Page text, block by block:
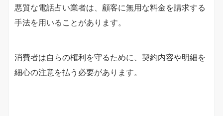
悪質な電話占い業者は、顧客に無用な料金を請求する
手法を用いることがあります。
消費者は自らの権利を守るために、契約内容や明細を
細心の注意を払う必要があります。